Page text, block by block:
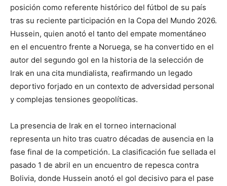
posición como referente histórico del fútbol de su país
tras su reciente participación en la Copa del Mundo 2026.
Hussein, quien anotó el tanto del empate momentáneo
en el encuentro frente a Noruega, se ha convertido en el
autor del segundo gol en la historia de la selección de
Irak en una cita mundialista, reafirmando un legado
deportivo forjado en un contexto de adversidad personal
y complejas tensiones geopolíticas.
La presencia de Irak en el torneo internacional
representa un hito tras cuatro décadas de ausencia en la
fase final de la competición. La clasificación fue sellada el
pasado 1 de abril en un encuentro de repesca contra
Bolivia, donde Hussein anotó el gol decisivo para el pase